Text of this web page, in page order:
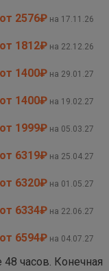
от 2576₽ на 17.11.26
от 1812₽ на 22.12.26
от 1400₽ на 29.01.27
от 1400₽ на 19.02.27
от 1999₽ на 05.03.27
от 6319₽ на 25.04.27
от 6320₽ на 01.05.27
от 6334₽ на 22.06.27
от 6594₽ на 04.07.27
часов. Конечная